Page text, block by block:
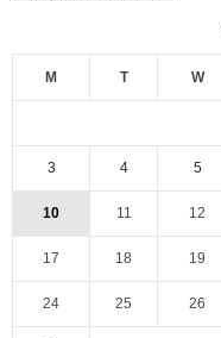
M T W
3 4 5
10 11 12
17 18 19
24 25 26